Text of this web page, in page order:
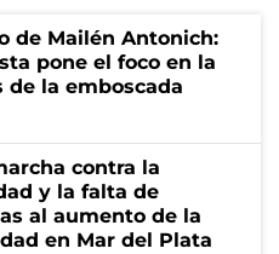
de Mailén Antonich:
pone el foco en la
de la emboscada
contra la
y la falta de
al aumento de la
en Mar del Plata